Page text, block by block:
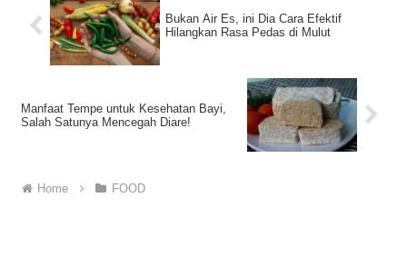
Bukan Air Es, ini Dia Cara Efektif
Hilangkan Rasa Pedas di Mulut
Manfaat Tempe untuk Kesehatan Bayi,
Salah Satunya Mencegah Diare!
Home FOOD